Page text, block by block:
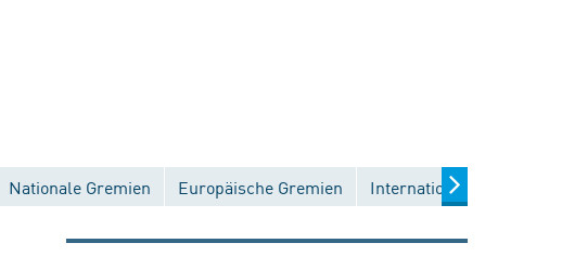
Nationale Gremien Europäische Gremien Internationale Gremien